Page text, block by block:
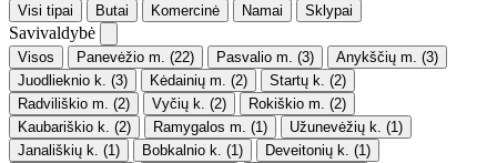
Visi tipai Butai Komercinė Namai Sklypai
Savivaldybė
Visos Panevėžio m. (22) Pasvalio m. (3) Anykščių m. (3)
Juodlieknio k. (3) Kėdainių m. (2) Startų k. (2)
Radviliškio m. (2) Vyčių k. (2) Rokiškio m. (2)
Kaubariškio k. (2) Ramygalos m. (1) Užunevėžių k. (1)
Janališkių k. (1) Bobkalnio k. (1) Deveitonių k. (1)